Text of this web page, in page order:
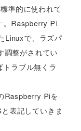
準的に使われて
。Raspberry Pi
Linuxで、ラズパ
調整がされてい
ラブル無くラ
Raspberry Piを
表記していきま